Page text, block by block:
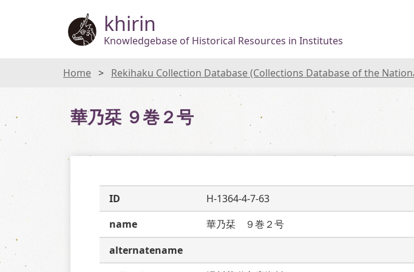
khirin
Knowledgebase of Historical Resources in Institutes
Home Rekihaku Collection Database (Collections Database of the
華乃栞 ９巻２号
ID
H-1364-4-7-63
name
華乃栞　９巻２号
alternatename